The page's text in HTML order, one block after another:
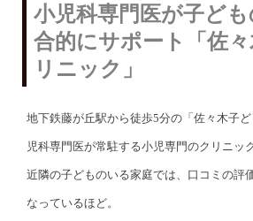
小児科専門医が子ど
合的にサポート「佐
リニック」
地下鉄藤が丘駅から徒歩5分の「佐々木子
児科専門医が常駐する小児専門のクリニック
近隣の子どものいる家庭では、口コミの評
なっているほど。